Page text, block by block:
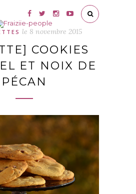
le 8 novembre 2015
COOKIES
ET NOIX DE
PÉCAN